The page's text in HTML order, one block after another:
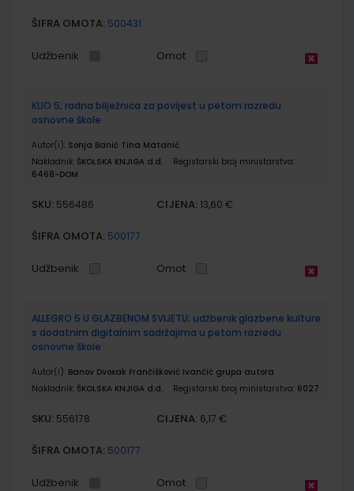
ŠIFRA OMOTA: 500431
Udžbenik Omot
KLIO 5; radna bilježnica za povijest u petom razredu
osnovne škole
Autor(i): Sonja Banić Tina Matanić
Nakladnik: ŠKOLSKA KNJIGA d.d.
Registarski broj ministarstva:
6468-DOM
SKU: 556486 CIJENA: 13,60 €
ŠIFRA OMOTA: 500177
Udžbenik Omot
ALLEGRO 5 U GLAZBENOM SVIJETU; udžbenik glazbene kulture
s dodatnim digitalnim sadržajima u petom razredu
osnovne škole
Autor(i): Banov Dvoxak Frančišković Ivančić grupa autora
Nakladnik: ŠKOLSKA KNJIGA d.d. Registarski broj ministarstva: 6027
SKU: 556178 CIJENA: 6,17 €
ŠIFRA OMOTA: 500177
Udžbenik Omot